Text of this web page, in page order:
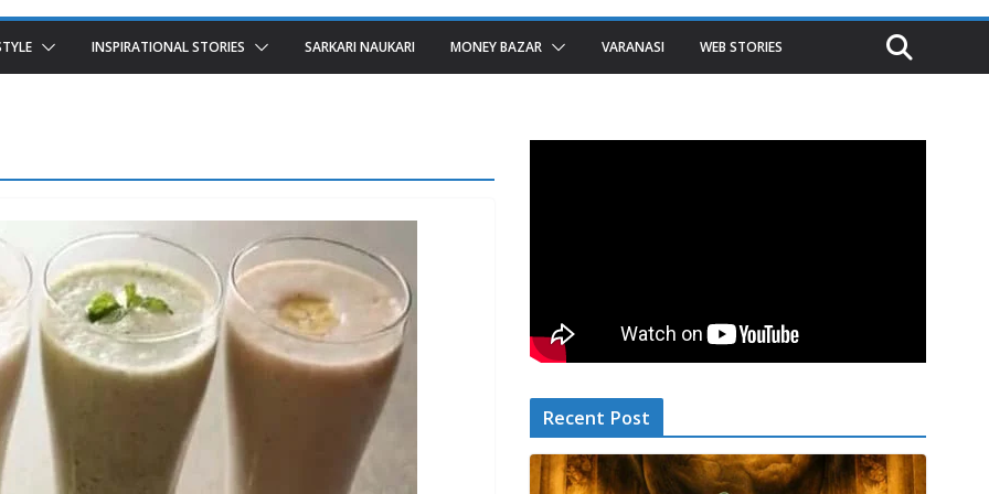
INSPIRATIONAL STORIES SARKARI NAUKARI MONEY BAZAR VARANASI WEB STORIES
Recent Post